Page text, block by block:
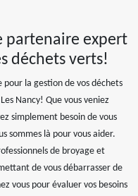
partenaire expert
déchets verts!
la gestion de vos déchets
Nancy! Que vous veniez
simplement besoin de vous
sommes là pour vous aider.
de broyage et
de vous débarrasser de
vous pour évaluer vos besoins